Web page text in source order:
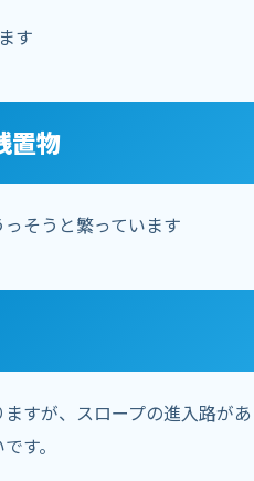
す
置物
そうと繁っています
すが、スロープの進入路があ
す。